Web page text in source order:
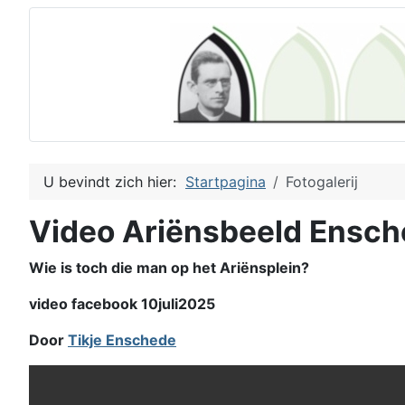
U bevindt zich hier: Startpagina Fotogalerij
Video Ariënsbeeld
Wie is toch die man op het Ariënsplein?
video facebook 10juli2025
Door Tikje Enschede